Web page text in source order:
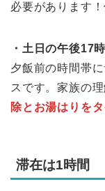
必要があります
・土日の午後17
夕飯前の時間帯
スです。家族の
除とお湯はりを
滞在は1時間